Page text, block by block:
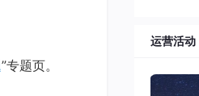
”专题页。
运营活动